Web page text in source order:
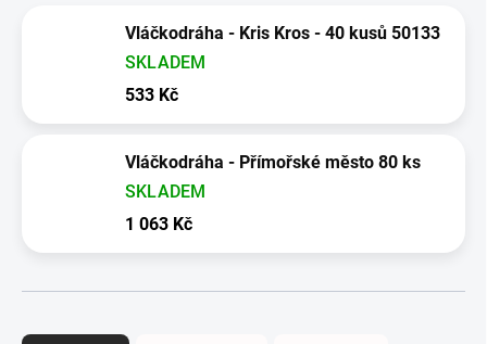
Vláčkodráha - Kris Kros - 40 kusů 50133
SKLADEM
533 Kč
Vláčkodráha - Přímořské město 80 ks
SKLADEM
1 063 Kč